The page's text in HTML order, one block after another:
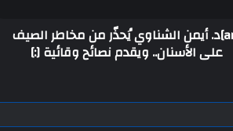
[:ar]د. أيمن الشناوي يُحذّر من مخاطر الصيف
على الأسنان.. ويقدم نصائح وقائية [:]